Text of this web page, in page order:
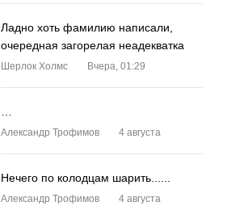
Ладно хоть фамилию написали,
очередная загорелая неадекватка
Шерлок Холмс Вчера, 01:29
Александр Трофимов 4 августа
Нечего по колодцам шарить......
Александр Трофимов 4 августа